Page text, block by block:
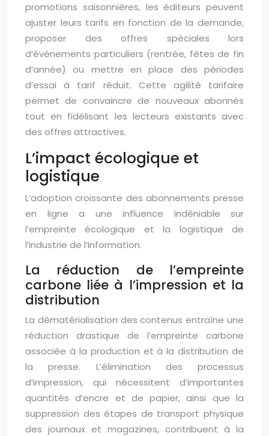
promotions saisonnières, les éditeurs peuvent
ajuster leurs tarifs en fonction de la demande,
proposer des offres spéciales lors
d’événements particuliers (rentrée, fêtes de fin
d’année) ou mettre en place des périodes
d’essai à tarif réduit. Cette agilité tarifaire
permet de convaincre de nouveaux abonnés
tout en fidélisant les lecteurs existants avec
des offres attractives.
L’impact écologique et
logistique
L’adoption croissante des abonnements presse
en ligne a une influence indéniable sur
l’empreinte écologique et la logistique de
l’industrie de l’information.
La réduction de l’empreinte
carbone liée à l’impression et la
distribution
La dématérialisation des contenus entraîne une
réduction drastique de l’empreinte carbone
associée à la production et à la distribution de
la presse. L’élimination des processus
d’impression, qui nécessitent d’importantes
quantités d’encre et de papier, ainsi que la
suppression des étapes de transport physique
des journaux et magazines, contribuent à la